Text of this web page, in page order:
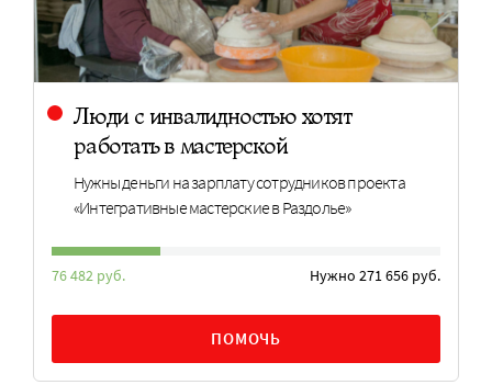
Люди с инвалидностью хотят
работать в мастерской
Нужны деньги на зарплату сотрудников проекта
«Интегративные мастерские в Раздолье»
76 482 руб. Нужно 271 656 руб.
ПОМОЧЬ